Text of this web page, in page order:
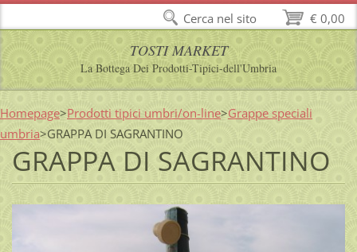
TOSTI MARKET
La Bottega Dei Prodotti-Tipici-dell'Umbria
Homepage>Prodotti tipici umbri/on-line>Grappe speciali
umbria>GRAPPA DI SAGRANTINO
GRAPPA DI SAGRANTINO
€ 0,00
Cerca nel sito